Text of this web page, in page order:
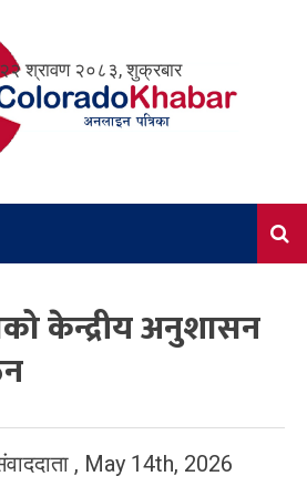
२२ श्रावण २०८३, शुक्रबार
केन्द्रीय अनुशासन
, May 14th, 2026